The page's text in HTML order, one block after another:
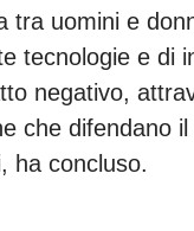
tra uomini e
tecnologie e di
negativo,
che difendano
ha concluso.